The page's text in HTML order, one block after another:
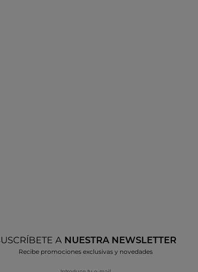
A NUESTRA NEWSLETTER
Recibe promociones exclusivas y novedades